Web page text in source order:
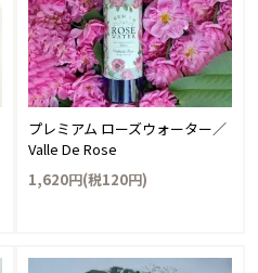
プレミアム ローズウォーター／
Valle De Rose
1,620円(税120円)